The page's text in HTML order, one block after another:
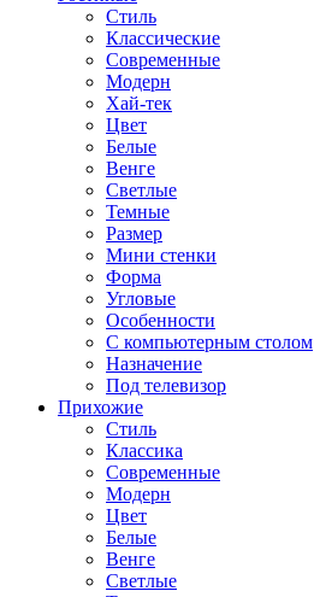
Стиль
Классические
Современные
Модерн
Хай-тек
Цвет
Белые
Венге
Светлые
Темные
Размер
Мини стенки
Форма
Угловые
Особенности
С компьютерным столом
Назначение
Под телевизор
Прихожие
Стиль
Классика
Современные
Модерн
Цвет
Белые
Венге
Светлые